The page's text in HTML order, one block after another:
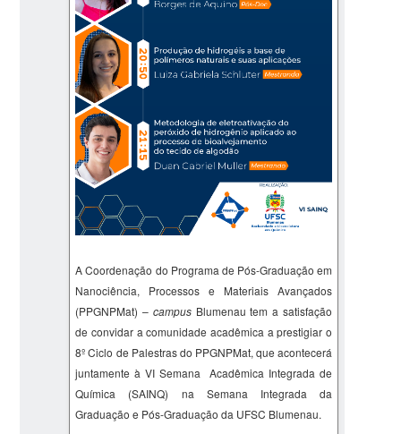
A Coordenação do Programa de Pós-Graduação em
Nanociência, Processos e Materiais Avançados
(PPGNPMat) – campusBlumenau tem a satisfação
de convidar a comunidade acadêmica a prestigiar o
8º Ciclo de Palestras do PPGNPMat, que acontecerá
juntamente à VI Semana Acadêmica Integrada de
Química (SAINQ) na Semana Integrada da
Graduação e Pós-Graduação da UFSC Blumenau.